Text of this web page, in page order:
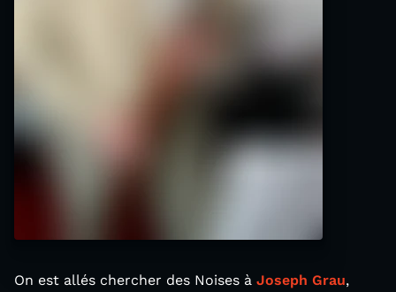
On est allés chercher des Noises à Joseph Grau,